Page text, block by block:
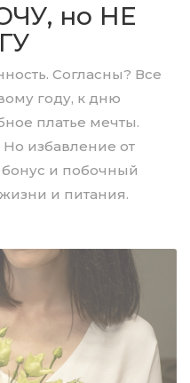
но НЕ
Согласны? Все
году, к дню
платье мечты.
Но избавление от
и побочный
и питания.